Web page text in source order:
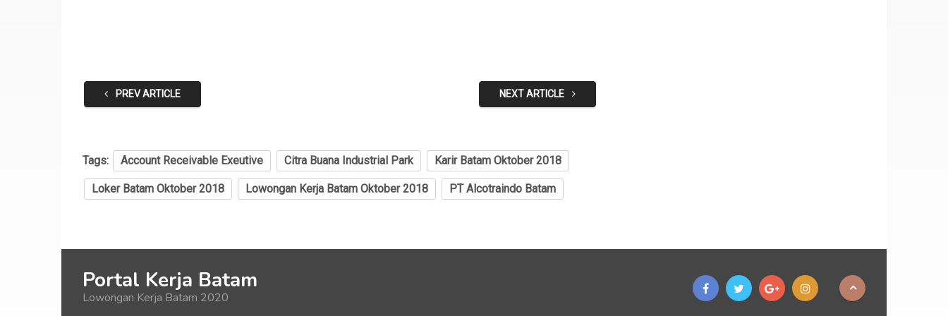
PREV ARTICLE NEXT ARTICLE
Tags: Account Receivable Exeutive Citra Buana Industrial Park Karir Batam Oktober 2018
Loker Batam Oktober 2018 Lowongan Kerja Batam Oktober 2018 PT Alcotraindo Batam
Portal Kerja Batam
Lowongan Kerja Batam 2020